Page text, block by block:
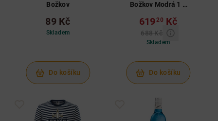
Božkov
89 Kč
Skladem
Do košíku
Božkov Modrá 1 L
hygiena
61920 Kč
688 Kč
Skladem
Do košíku